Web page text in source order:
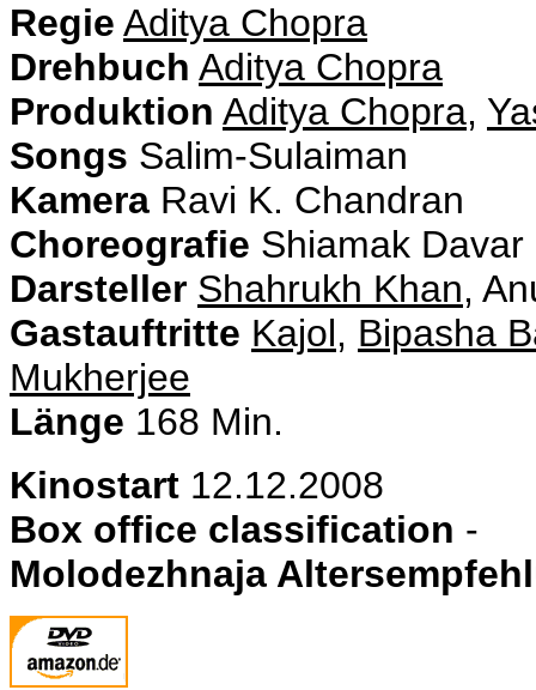
Regie Aditya Chopra
Drehbuch Aditya Chopra
Produktion Aditya Chopra,
Songs Salim-Sulaiman
Kamera Ravi K. Chandran
Choreografie Shiamak Davar
Darsteller Shahrukh Khan,
Gastauftritte Kajol, Bipasha
Mukherjee
Länge 168 Min.
Kinostart 12.12.2008
Box office classification -
Molodezhnaja